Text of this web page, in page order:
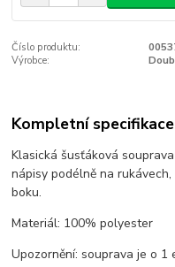
Číslo produktu:
Výrobce:
Kompletní specifikace
Klasická šusťáková
nápisy podélně na
boku.
Materiál: 100% polyester
Upozornění: souprava je o